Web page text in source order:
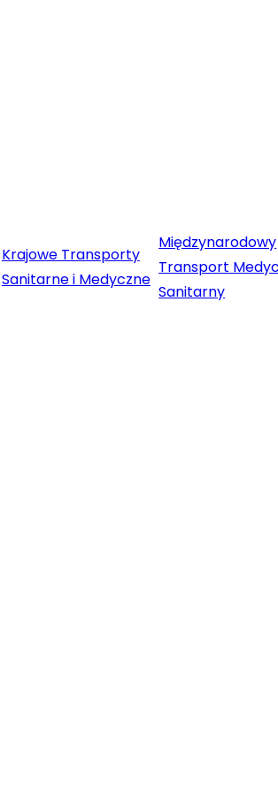
Krajowe Transporty
Sanitarne i Medyczne
Międzynarodowy
Transport
Sanitarny